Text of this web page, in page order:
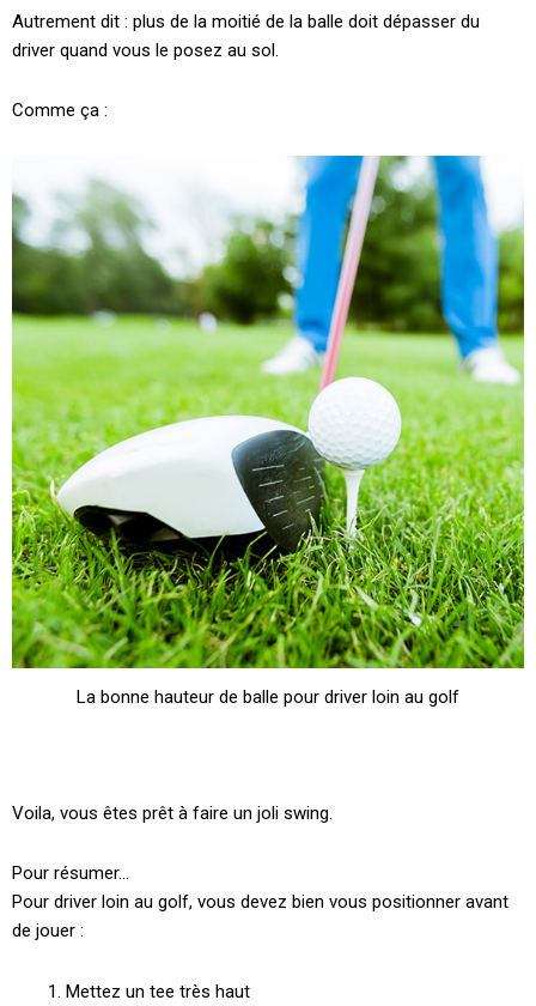
Autrement dit : plus de la moitié de la balle doit dépasser du
driver quand vous le posez au sol.
Comme ça :
La bonne hauteur de balle pour driver loin au golf
Voila, vous êtes prêt à faire un joli swing.
Pour résumer…
Pour driver loin au golf, vous devez bien vous positionner avant
de jouer :
Mettez un tee très haut